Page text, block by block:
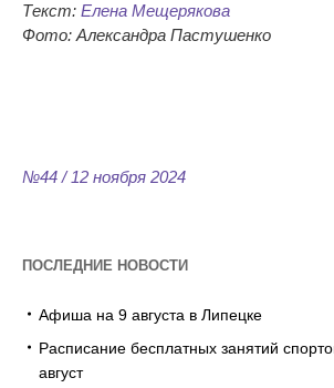
Текст: Елена Мещерякова
Фото: Александра Пастушенко
№44 / 12 ноября 2024
ПОСЛЕДНИЕ НОВОСТИ
Афиша на 9 августа в Липецке
Расписание бесплатных занятий
август